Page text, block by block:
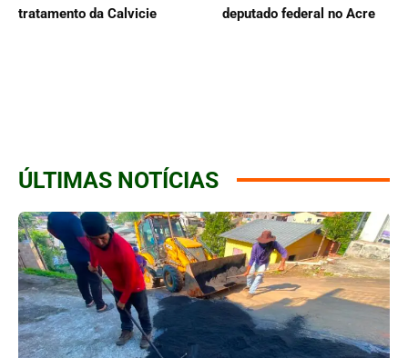
tratamento da Calvicie
deputado federal no Acre
ÚLTIMAS NOTÍCIAS